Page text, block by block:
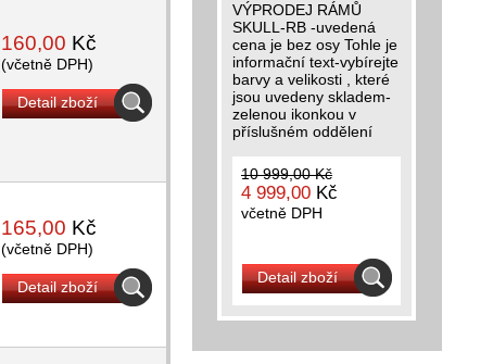
160,00 Kč
(včetně DPH)
Detail zboží
165,00 Kč
(včetně DPH)
Detail zboží
VÝPRODEJ RÁMŮ
SKULL-RB -uvedená
cena je bez osy Tohle je
informační text-vybírejte
barvy a velikosti , které
jsou uvedeny skladem-
zelenou ikonkou v
příslušném oddělení
10 999,00 Kč
4 999,00 Kč
včetně DPH
Detail zboží